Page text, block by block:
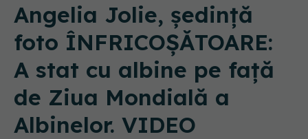
Angelia Jolie, ședință
foto ÎNFRICOȘĂTOARE:
A stat cu albine pe față
de Ziua Mondială a
Albinelor. VIDEO